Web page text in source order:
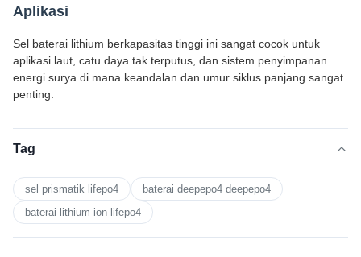
Aplikasi
Sel baterai lithium berkapasitas tinggi ini sangat cocok untuk
aplikasi laut, catu daya tak terputus, dan sistem penyimpanan
energi surya di mana keandalan dan umur siklus panjang sangat
penting.
Tag
sel prismatik lifepo4
baterai deepepo4 deepepo4
baterai lithium ion lifepo4